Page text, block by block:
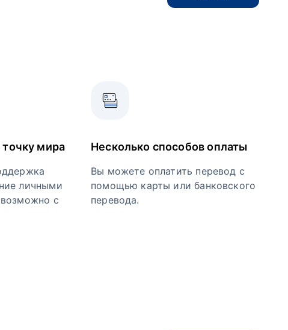
мира
личными
с
Несколько способов оплаты
Вы можете оплатить перевод с
помощью карты или банковского
перевода.